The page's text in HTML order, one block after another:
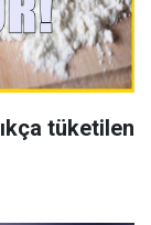
tüketilen